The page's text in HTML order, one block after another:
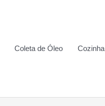
Coleta de Óleo Cozinha